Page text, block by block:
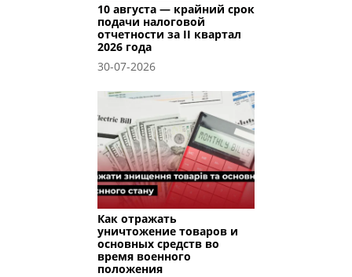
10 августа — крайний срок
подачи налоговой
отчетности за II квартал
2026 года
30-07-2026
Как отражать
уничтожение товаров и
основных средств во
время военного
положения